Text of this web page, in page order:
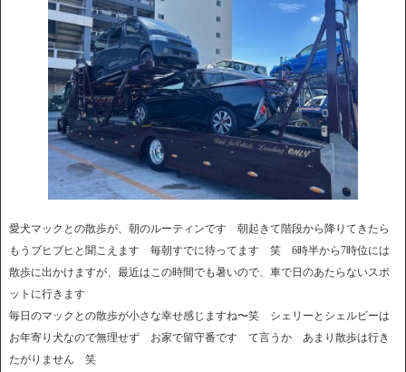
愛犬マックとの散歩が、朝のルーティンです 朝起きて階段から降りてきたら
もうブヒブヒと聞こえます 毎朝すでに待ってます 笑 6時半から7時位には
散歩に出かけますが、最近はこの時間でも暑いので、車で日のあたらないスポ
ットに行きます
毎日のマックとの散歩が小さな幸せ感じますね〜笑 シェリーとシェルビーは
お年寄り犬なので無理せず お家で留守番です て言うか あまり散歩は行き
たがりません 笑